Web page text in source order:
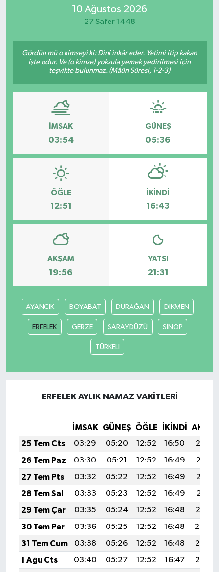
10 Ağustos 2026
27 Safer 1448
Gördün mü o kimseyi ki: Dini inkâr eder. Yetimi itip kakan
işte odur. Ve (o kimse) yoksula yemek yedirilmesi için
teşvikte bulunmaz. (Mâûn Sûresi, 1-2-3)
İMSAK
03:54
GÜNEŞ
05:36
ÖĞLE
12:51
İKINDI
16:43
AKŞAM
19:56
YATSI
21:31
AYANCIK BOYABAT DURAĞAN DİKMEN
ERFELEK GERZE SARAYDÜZÜ SİNOP
TÜRKELİ
ERFELEK AYLIK NAMAZ VAKITLERI
İMSAK GÜNEŞ ÖĞLE İKINDI
25 Tem Cts
03:29 05:20 12:52 16:50
20:14
26 Tem Paz
03:30 05:21 12:52 16:49
20:13
27 Tem Pts
03:32 05:22 12:52 16:49
20:12
28 Tem Sal
03:33 05:23 12:52 16:49
20:11
29 Tem Çar
03:35 05:24 12:52 16:48
20:10
30 Tem Per
03:36 05:25 12:52 16:48
20:09
31 Tem Cum
03:38 05:26 12:52 16:48
20:08
1 Ağu Cts
03:40 05:27 12:52 16:47
20:07
Teknoloji
TRABZON
TRABZONSPOR